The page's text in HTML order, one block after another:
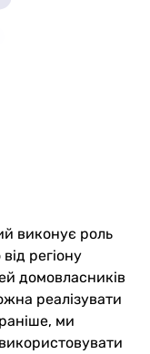
виконує роль
регіону
домовласників
реалізувати
раніше, ми